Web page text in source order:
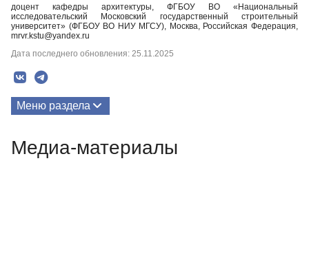
доцент кафедры архитектуры, ФГБОУ ВО «Национальный
исследовательский Московский государственный строительный
университет» (ФГБОУ ВО НИУ МГСУ), Москва, Российская Федерация,
mrvr.kstu@yandex.ru
Дата последнего обновления: 25.11.2025
Меню раздела
Медиа-материалы
Медиа-материалы